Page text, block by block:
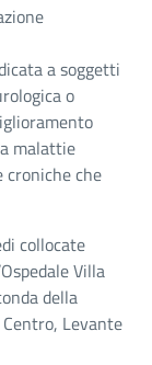
a soggetti
o
malattie
che
collocate
Villa
della
Levante